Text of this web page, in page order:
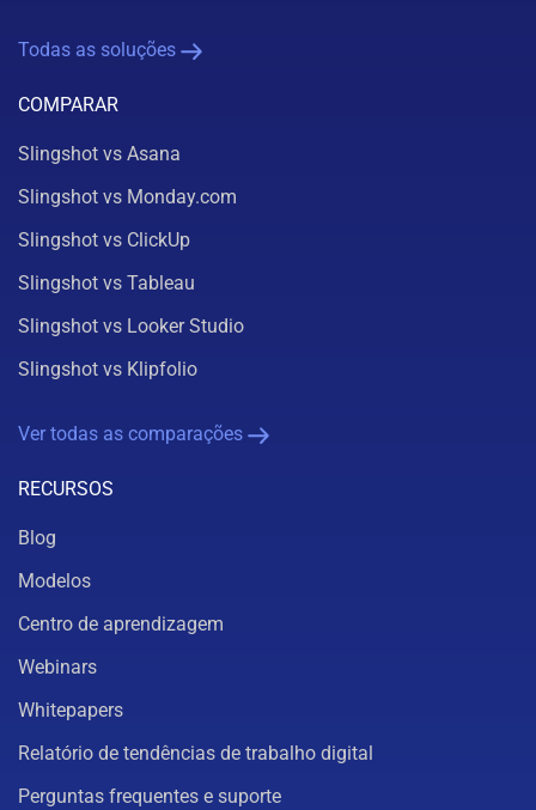
Todas as soluções
COMPARAR
Slingshot vs Asana
Slingshot vs Monday.com
Slingshot vs ClickUp
Slingshot vs Tableau
Slingshot vs Looker Studio
Slingshot vs Klipfolio
Ver todas as comparações
RECURSOS
Blog
Modelos
Centro de aprendizagem
Webinars
Whitepapers
Relatório de tendências de trabalho digital
Perguntas frequentes e suporte